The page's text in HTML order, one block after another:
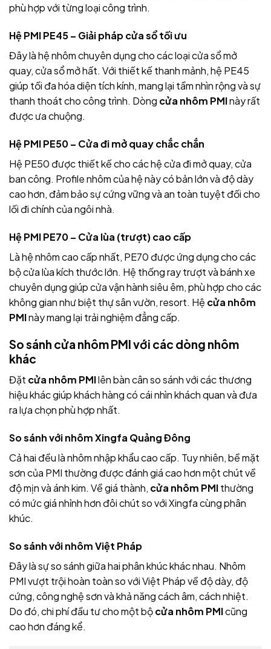
phù hợp với từng loại công trình.
Hệ PMI PE45 – Giải pháp cửa sổ tối ưu
Đây là hệ nhôm chuyên dụng cho các loại cửa sổ mở
quay, cửa sổ mở hất. Với thiết kế thanh mảnh, hệ PE45
giúp tối đa hóa diện tích kính, mang lại tầm nhìn rộng và sự
thanh thoát cho công trình. Dòng cửa nhôm PMInày rất
được ưa chuộng.
Hệ PMI PE50 – Cửa đi mở quay chắc chắn
Hệ PE50 được thiết kế cho các hệ cửa đi mở quay, cửa
ban công. Profile nhôm của hệ này có bản lớn và độ dày
cao hơn, đảm bảo sự cứng vững và an toàn tuyệt đối cho
lối đi chính của ngôi nhà.
Hệ PMI PE70 – Cửa lùa (trượt) cao cấp
Là hệ nhôm cao cấp nhất, PE70 được ứng dụng cho các
bộ cửa lùa kích thước lớn. Hệ thống ray trượt và bánh xe
chuyên dụng giúp cửa vận hành siêu êm, phù hợp cho các
không gian như biệt thự sân vườn, resort. Hệ cửa nhôm
PMInày mang lại trải nghiệm đẳng cấp.
So sánh cửa nhôm PMI với các dòng nhôm
khác
Đặt cửa nhôm PMIlên bàn cân so sánh với các thương
hiệu khác giúp khách hàng có cái nhìn khách quan và đưa
ra lựa chọn phù hợp nhất.
So sánh với nhôm Xingfa Quảng Đông
Cả hai đều là nhôm nhập khẩu cao cấp. Tuy nhiên, bề mặt
sơn của PMI thường được đánh giá cao hơn một chút về
độ mịn và ánh kim. Về giá thành, cửa nhôm PMIthường
có mức giá nhỉnh hơn đôi chút so với Xingfa cùng phân
khúc.
So sánh với nhôm Việt Pháp
Đây là sự so sánh giữa hai phân khúc khác nhau. Nhôm
PMI vượt trội hoàn toàn so với Việt Pháp về độ dày, độ
cứng, công nghệ sơn và khả năng cách âm, cách nhiệt.
Do đó, chi phí đầu tư cho một bộcửa nhôm PMIcũng
cao hơn đáng kể.